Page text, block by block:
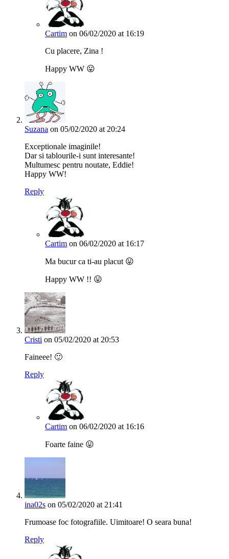
Cartim on 06/02/2020 at 16:19
Cu placere, Zina !
Happy WW 😛
Suzana on 05/02/2020 at 20:24
Exceptionale imaginile!
Dar si tablourile-i sunt interesante!
Multumesc pentru noutate, Eddie!
Happy WW!
Reply
Cartim on 06/02/2020 at 16:17
Ma bucur ca ti-au placut 😛
Happy WW !! 😛
Cristi on 05/02/2020 at 20:53
Faineee! 🙂
Reply
Cartim on 06/02/2020 at 16:16
Foarte faine 😛
ina02s on 05/02/2020 at 21:41
Frumoase foc fotografiile. Uimitoare! O seara buna!
Reply